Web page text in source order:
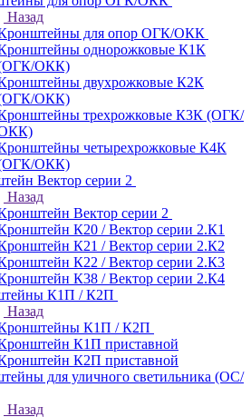
Назад
для опор ОГК/ОКК
однорожковые К1К
ОКК)
двухрожковые К2К
ОКК)
трехрожковые К3К (ОГК/
четырехрожковые К4К
ОКК)
Вектор серии 2
Назад
Вектор серии 2
К20 / Вектор серии 2.К1
К21 / Вектор серии 2.К2
К22 / Вектор серии 2.К3
К38 / Вектор серии 2.К4
К1П / К2П
Назад
К1П / К2П
К1П приставной
К2П приставной
для уличного светильника (ОС/
Назад